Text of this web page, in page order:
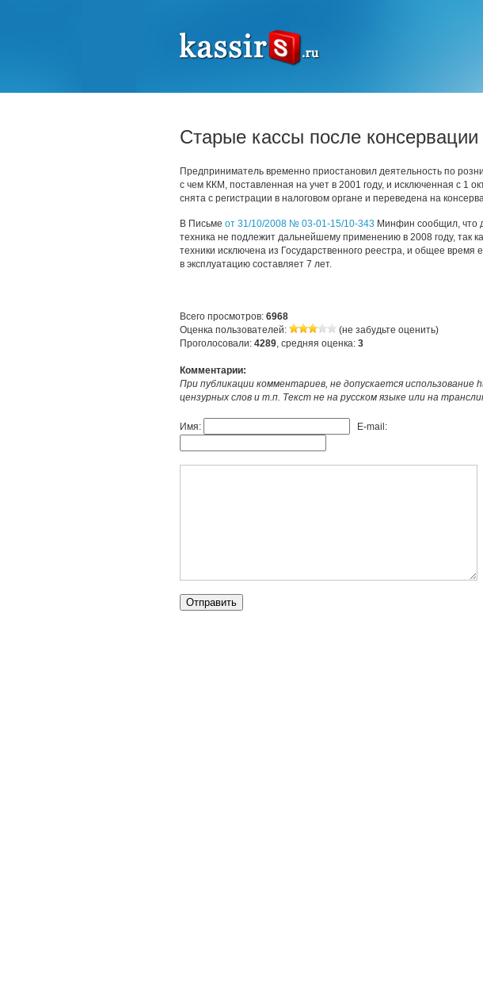
Старые кассы после консервации
Предприниматель временно приостановил деятельность по
с чем ККМ, поставленная на учет в 2001 году, и исключенная с 1
снята с регистрации в налоговом органе и переведена на
В Письме от 31/10/2008 № 03-01-15/10-343 Минфин сообщил, что
техника не подлежит дальнейшему применению в 2008 году, так
техники исключена из Государственного реестра, и общее время
в эксплуатацию составляет 7 лет.
Всего просмотров: 6968
Оценка пользователей:
(не забудьте оценить)
Проголосовали: 4289, средняя оценка: 3
Комментарии:
При публикации комментариев, не допускается использование
цензурных слов и т.п. Текст не на русском языке или на
Имя: E-mail: